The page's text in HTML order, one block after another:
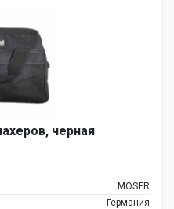
черная
MOSER
Германия